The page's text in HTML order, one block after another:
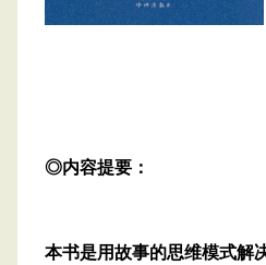
◎内容提要：
本书是用故事的思维模式解